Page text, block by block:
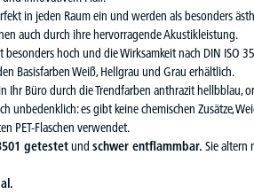
in jeden Raum ein und werden als besonders
auch durch ihre hervorragende Akustikleistung.
besonders hoch und die Wirksamkeit nach DIN ISO
Basisfarben Weiß, Hellgrau und Grau erhältlich.
Ihr Büro durch die Trendfarben anthrazit hellbblau,
unbedenklich: es gibt keine chemischen Zusätze,
PET-Flaschen verwendet.
getestetund schwer entflammbar. Sie altern